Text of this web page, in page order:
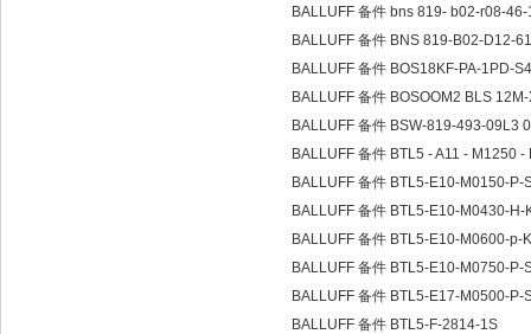
BALLUFF 备件 bns 819- b02-r08-
BALLUFF 备件 BNS 819-B02-D12-
BALLUFF 备件 BOS18KF-PA-1PD-
BALLUFF 备件 BOSOOM2 BLS
BALLUFF 备件 BSW-819-493-09L3
BALLUFF 备件 BTL5 - A11 - M1250
BALLUFF 备件 BTL5-E10-M0150-P-
BALLUFF 备件 BTL5-E10-M0430-
BALLUFF 备件 BTL5-E10-M0600-p-
BALLUFF 备件 BTL5-E10-M0750-P-
BALLUFF 备件 BTL5-E17-M0500-P-
BALLUFF 备件 BTL5-F-2814-1S